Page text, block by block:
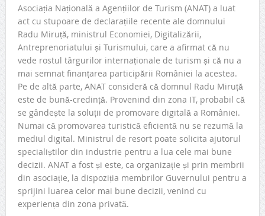
Asociația Națională a Agențiilor de Turism (ANAT) a luat
act cu stupoare de declarațiile recente ale domnului
Radu Miruță, ministrul Economiei, Digitalizării,
Antreprenoriatului și Turismului, care a afirmat că nu
vede rostul târgurilor internaționale de turism și că nu a
mai semnat finanțarea participării României la acestea.
Pe de altă parte, ANAT consideră că domnul Radu Miruță
este de bună-credință. Provenind din zona IT, probabil că
se gândește la soluții de promovare digitală a României.
Numai că promovarea turistică eficientă nu se rezumă la
mediul digital. Ministrul de resort poate solicita ajutorul
specialiștilor din industrie pentru a lua cele mai bune
decizii. ANAT a fost și este, ca organizație și prin membrii
din asociație, la dispoziția membrilor Guvernului pentru a
sprijini luarea celor mai bune decizii, venind cu
experiența din zona privată.